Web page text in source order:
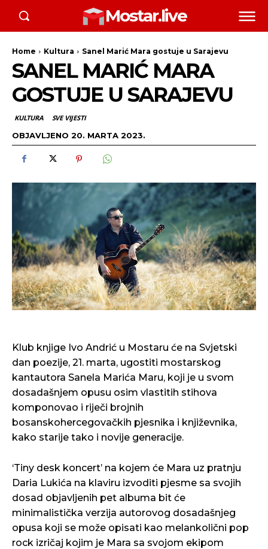
Mostar.live
Home Kultura Sanel Marić Mara gostuje u Sarajevu
SANEL MARIĆ MARA
GOSTUJE U SARAJEVU
KULTURA SVE VIJESTI
OBJAVLJENO 20. MARTA 2023.
Klub knjige Ivo Andrić u Mostaru će na Svjetski
dan poezije, 21. marta, ugostiti mostarskog
kantautora Sanela Marića Maru, koji je u svom
dosadašnjem opusu osim vlastitih stihova
komponovao i riječi brojnih
bosanskohercegovačkih pjesnika i književnika,
kako starije tako i novije generacije.
‘Tiny desk koncert’ na kojem će Mara uz pratnju
Daria Lukića na klaviru izvoditi pjesme sa svojih
dosad objavljenih pet albuma bit će
minimalistička verzija autorovog dosadašnjeg
opusa koji se može opisati kao melankolični pop
rock izričaj kojim je Mara sa svojom ekipom